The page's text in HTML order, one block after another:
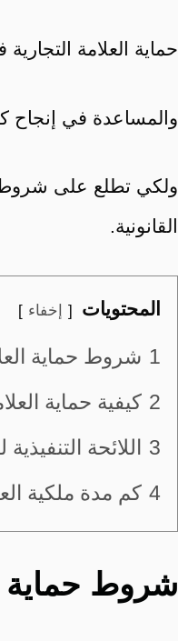
حماية العلامة
والمساعدة في إنجاح
ولكي تطلع على شروط
القانونية.
المحتويات إخفاء
1 شروط حماية
2 كيفية حماية
3 اللائحة
4 كم مدة ملكية
شروط حماية